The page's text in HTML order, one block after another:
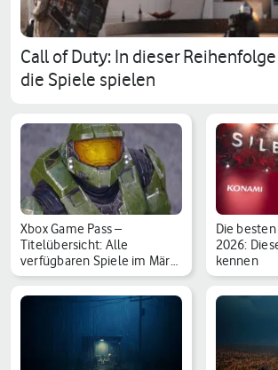
Call of Duty: In dieser
die Spiele spielen
Xbox Game Pass –
Titelübersicht: Alle
verfügbaren Spiele im März
…
Die
2026:
kennen